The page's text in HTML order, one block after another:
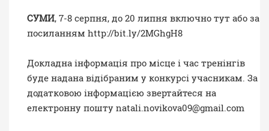
СУМИ, 7-8 серпня, до 20 липня включно тут або за
посиланням http://bit.ly/2MGhgH8
Докладна інформація про місце і час тренінгів
буде надана відібраним у конкурсі учасникам. За
додатковою інформацією звертайтеся на
електронну пошту natali.novikova09@gmail.com